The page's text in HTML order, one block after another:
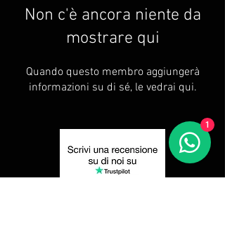
Non c'è ancora niente da
mostrare qui
Quando questo membro aggiungerà
informazioni su di sé, le vedrai qui.
1